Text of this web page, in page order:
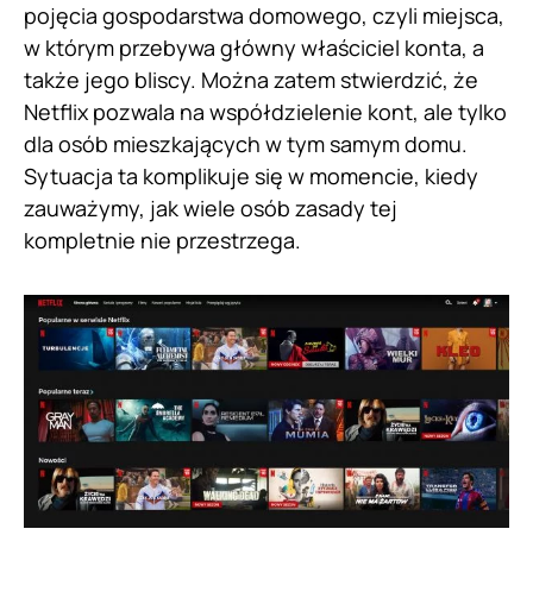
pojęcia gospodarstwa domowego, czyli miejsca,
w którym przebywa główny właściciel konta, a
także jego bliscy. Można zatem stwierdzić, że
Netflix pozwala na współdzielenie kont, ale tylko
dla osób mieszkających w tym samym domu.
Sytuacja ta komplikuje się w momencie, kiedy
zauważymy, jak wiele osób zasady tej
kompletnie nie przestrzega.